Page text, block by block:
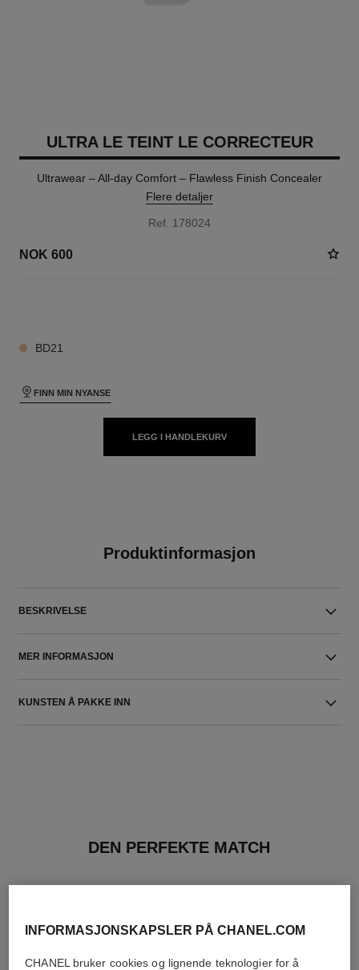
ULTRA LE TEINT LE CORRECTEUR
Ultrawear – All-day Comfort – Flawless Finish Concealer
Flere detaljer
Ref. 178024
NOK 600
BD21
FINN MIN NYANSE
LEGG I HANDLEKURV
Produktinformasjon
BESKRIVELSE
MER INFORMASJON
KUNSTEN Å PAKKE INN
DEN PERFEKTE MATCH
INFORMASJONSKAPSLER PÅ CHANEL.COM
CHANEL bruker cookies og lignende teknologier for å